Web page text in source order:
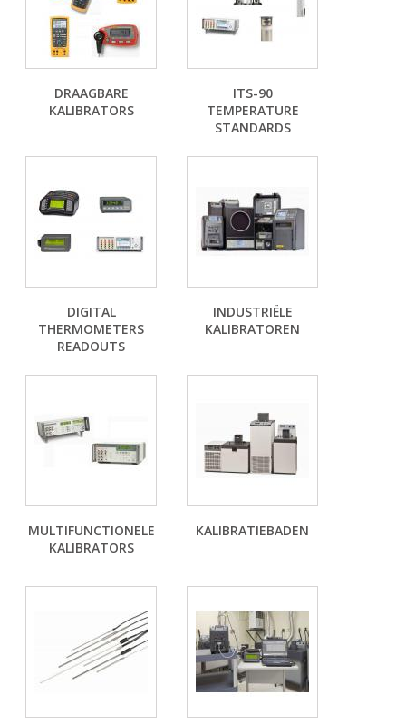
DRAAGBARE
KALIBRATORS
ITS-90
TEMPERATURE
STANDARDS
DIGITAL
THERMOMETERS
READOUTS
INDUSTRIËLE
KALIBRATOREN
MULTIFUNCTIONELE
KALIBRATORS
KALIBRATIEBADEN